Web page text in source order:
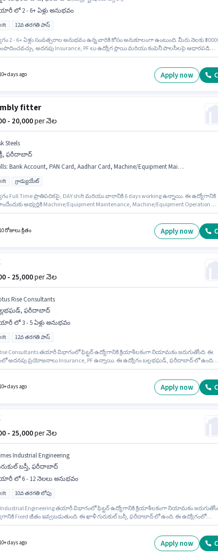
లో 2 - 6+ ఏళ్లు అనుభవం
12వ తరగతి పాస్
2 - 6+ ఏళ్లు సంవత్సరాల అనుభవం ఉన్న వారికి కోసం అనుకూలంగా ఉంటుంది. మీరు నెలకు
అదనపు Insurance, PF లు ఉద్యోగ స్థాయి మరియు కంపెనీ పాలసీలపై ఆధారపడి
Full Time ప్రాతిపదికపై, DAY shift మరియు వారానికి 6 days working ఉన్నాయి.
days ago Apply now
fitter
- 20,000per నెల
Steels
ఫరీదాబాద్
: Bank Account, PAN Card, Aadhar Card, Machine/Equipment Maintenance, Machine/Equipment Operation
గ్రాడ్యుయేట్
Full Time ప్రాతిపదికపై, DAY shift మరియు వారానికి 6 days working ఉన్నాయి. ఈ ఉద్యోగానికి
అభ్యర్థికి Machine/Equipment Maintenance, Machine/Equipment Operation
ఈ ఉద్యోగం సిక్రీ, ఫరీదాబాద్ లో ఉంది. ఈ ఉద్యోగానికి Fixed జీతం ఇవ్వబడుతుంది.
రోజులు క్రితం Apply now
- 25,000per నెల
Rise Consultants
ఫరీదాబాద్
లో 3 - 5 ఏళ్లు అనుభవం
12వ తరగతి పాస్
Consultants తయారీ విభాగంలో ఫిట్టర్ ఉద్యోగానికి క్రియాశీలకంగా నియామకం జరుగుతోంది. ఈ
అదనపు ప్రయోజనాలు Insurance, PF ఉన్నాయి. ఈ ఉద్యోగం బల్లభఘడ్, ఫరీదాబాద్ లో ఉంది.
వారానికి 6 days working ఉన్నాయి.
days ago Apply now
- 25,000per నెల
Industrial Engineering
బస్తీ, ఫరీదాబాద్
లో 6 - 12 నెలలు అనుభవం
10వ తరగతి లోపు
Industrial Engineering తయారీ విభాగంలో ఫిట్టర్ ఉద్యోగానికి క్రియాశీలకంగా నియామకం
Fixed జీతం ఇవ్వబడుతుంది. ఈ ఖాళీ గురుకుల్ బస్తీ, ఫరీదాబాద్ లో ఉంది. ఈ ఉద్యోగంలో
అప్లై చేసుకోవచ్చు.
days ago Apply now